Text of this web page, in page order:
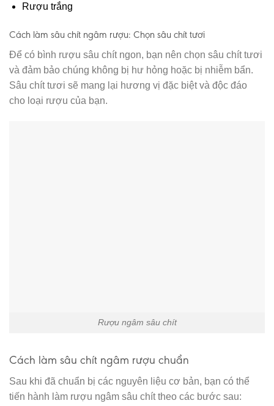
Rượu trắng
Cách làm sâu chít ngâm rượu: Chọn sâu chít tươi
Để có bình rượu sâu chít ngon, bạn nên chọn sâu chít tươi
và đảm bảo chúng không bị hư hỏng hoặc bị nhiễm bẩn.
Sâu chít tươi sẽ mang lại hương vị đặc biệt và độc đáo
cho loại rượu của bạn.
Rượu ngâm sâu chít
Cách làm sâu chít ngâm rượu chuẩn
Sau khi đã chuẩn bị các nguyên liệu cơ bản, bạn có thể
tiến hành làm rượu ngâm sâu chít theo các bước sau: